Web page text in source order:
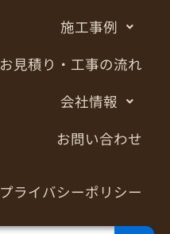
施工事例
お見積り・工事の流れ
会社情報
お問い合わせ
プライバシーポリシー
Search Button